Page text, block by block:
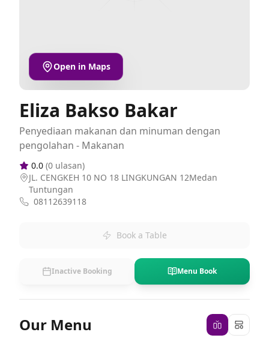
Open in Maps
Eliza Bakso Bakar
Penyediaan makanan dan minuman dengan
pengolahan - Makanan
0.0 (0 ulasan)
JL. CENGKEH 10 NO 18 LINGKUNGAN 12Medan
Tuntungan
08112639118
Book a Table
Inactive Booking Menu Book
Our Menu